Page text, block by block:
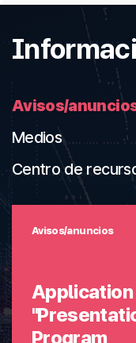
Avisos/
Avisos/anuncios
Program
Medios
Centro de